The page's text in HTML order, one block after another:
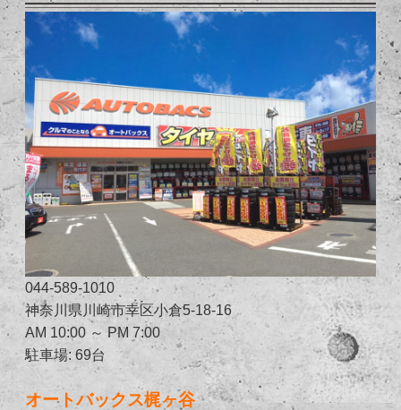
044-589-1010
神奈川県川崎市幸区小倉5-18-16
AM 10:00 ～ PM 7:00
駐車場: 69台
オートバックス梶ヶ谷